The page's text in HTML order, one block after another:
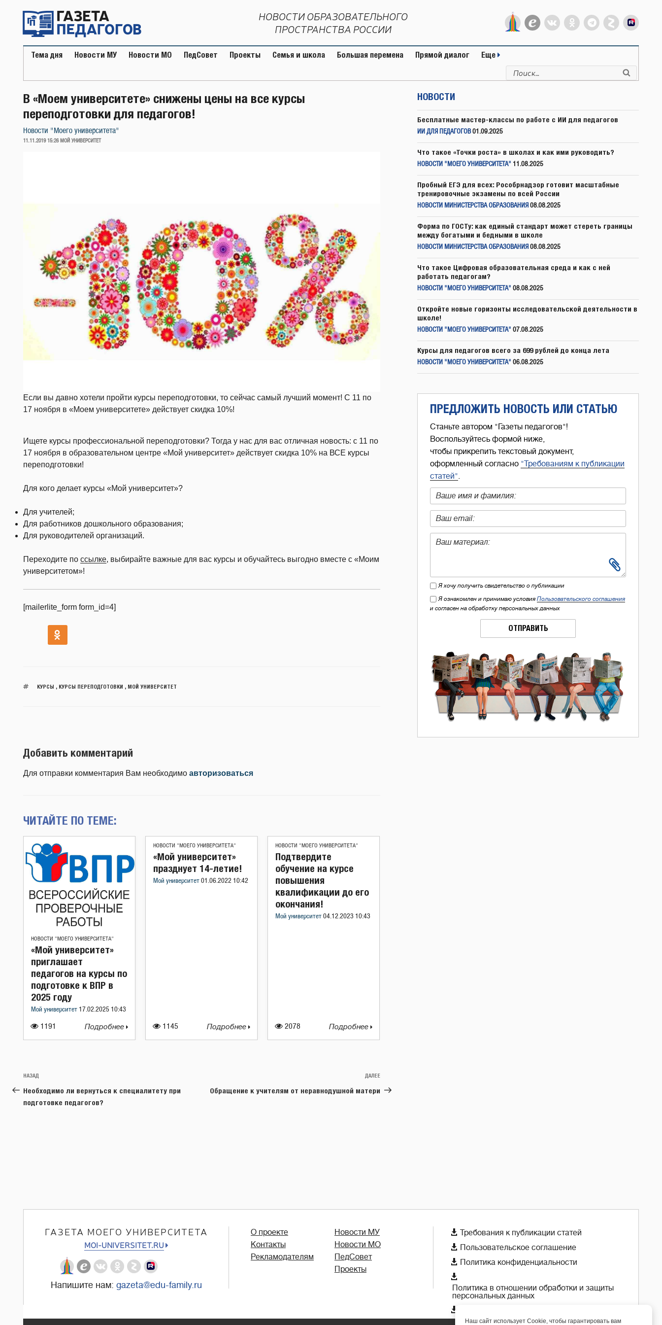
содержимому
НОВОСТИ ОБРАЗОВАТЕЛЬНОГО
ПРОСТРАНСТВА РОССИИ
Тема дня Новости МУ Новости МО ПедСовет Проекты Семья и школа Большая перемена Прямой диалог Еще
Искать:
В «Моем университете» снижены цены на все курсы
переподготовки для педагогов!
Новости "Моего университета"
ОПУБЛИКОВАНО
11.11.2019 15:26 МОЙ УНИВЕРСИТЕТ
Если вы давно хотели пройти курсы переподготовки, то сейчас самый лучший момент! С 11 по
17 ноября в «Моем университете» действует скидка 10%!
Ищете курсы профессиональной переподготовки? Тогда у нас для вас отличная новость: с 11 по
17 ноября в образовательном центре «Мой университет» действует скидка 10% на ВСЕ курсы
переподготовки!
Для кого делает курсы «Мой университет»?
Для учителей;
Для работников дошкольного образования;
Для руководителей организаций.
Переходите по ссылке, выбирайте важные для вас курсы и обучайтесь выгодно вместе с «Моим
университетом»!
[mailerlite_form form_id=4]
КУРСЫ , КУРСЫ ПЕРЕПОДГОТОВКИ , МОЙ УНИВЕРСИТЕТ
Добавить комментарий
Для отправки комментария Вам необходимо авторизоваться
ЧИТАЙТЕ ПО ТЕМЕ:
НОВОСТИ "МОЕГО УНИВЕРСИТЕТА"
1191
«Мой университет»
приглашает
педагогов на курсы по
подготовке к ВПР в
2025 году
Мой университет 17.02.2025 10:43
Подробнее
НОВОСТИ "МОЕГО УНИВЕРСИТЕТА"
1145
«Мой университет»
празднует 14-летие!
Мой университет 01.06.2022 10:42
Подробнее
НОВОСТИ "МОЕГО УНИВЕРСИТЕТА"
2078
Подтвердите
обучение на курсе
повышения
квалификации до его
окончания!
Мой университет 04.12.2023 10:43
Подробнее
Навигация
по
записям
Предыдущая
запись:
НАЗАД
Необходимо ли вернуться к специалитету при
подготовке педагогов?
Следующая
запись
ДАЛЕЕ
Обращение к учителям от неравнодушной матери
НОВОСТИ
Бесплатные мастер-классы по работе с ИИ для педагогов
ИИ ДЛЯ ПЕДАГОГОВ 01.09.2025
Что такое «Точки роста» в школах и как ими руководить?
НОВОСТИ "МОЕГО УНИВЕРСИТЕТА" 11.08.2025
Пробный ЕГЭ для всех: Рособрнадзор готовит масштабные
тренировочные экзамены по всей России
НОВОСТИ МИНИСТЕРСТВА ОБРАЗОВАНИЯ 08.08.2025
Форма по ГОСТу: как единый стандарт может стереть границы
между богатыми и бедными в школе
НОВОСТИ МИНИСТЕРСТВА ОБРАЗОВАНИЯ 08.08.2025
Что такое Цифровая образовательная среда и как с ней
работать педагогам?
НОВОСТИ "МОЕГО УНИВЕРСИТЕТА" 08.08.2025
Откройте новые горизонты исследовательской деятельности в
школе!
НОВОСТИ "МОЕГО УНИВЕРСИТЕТА" 07.08.2025
Курсы для педагогов всего за 699 рублей до конца лета
НОВОСТИ "МОЕГО УНИВЕРСИТЕТА" 06.08.2025
ПРЕДЛОЖИТЬ НОВОСТЬ ИЛИ СТАТЬЮ
Станьте автором "Газеты педагогов"!
Воспользуйтесь формой ниже,
чтобы прикрепить текстовый документ,
оформленный согласно "Требованиям к публикации
статей".
Я хочу получить свидетельство о публикации
Я ознакомлен и принимаю условия Пользовательского соглашения
и согласен на обработку персональных данных
ОТПРАВИТЬ
ГАЗЕТА МОЕГО УНИВЕРСИТЕТА
MOI-UNIVERSITET.RU
Напишите нам: gazeta@edu-family.ru
О проекте
Контакты
Рекламодателям
Новости МУ
Новости МО
ПедСовет
Проекты
 Требования к публикации статей
 Пользовательское соглашение
 Политика конфиденциальности

Политика в отношении обработки и защиты
персональных данных

Наш сайт использует Cookie, чтобы гарантировать вам